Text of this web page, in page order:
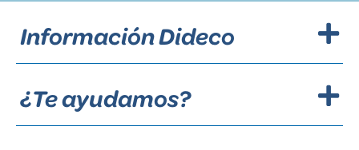
Información Dideco
¿Te ayudamos?